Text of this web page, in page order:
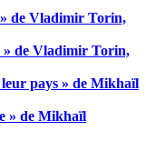
» de Vladimir Torin,
» de Vladimir Torin,
pays » de Mikhaïl
» de Mikhaïl